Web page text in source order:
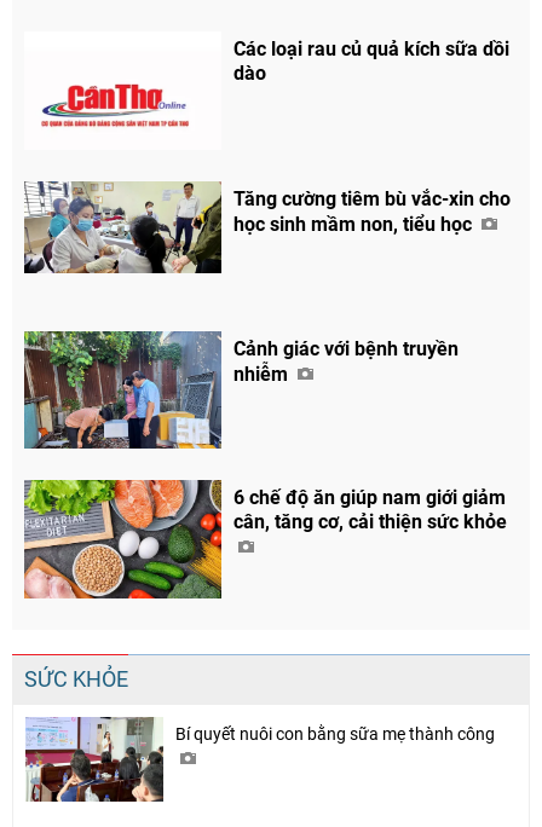
Các loại rau củ quả kích sữa dồi
dào
Tăng cường tiêm bù vắc-xin cho
học sinh mầm non, tiểu học
Cảnh giác với bệnh truyền
nhiễm
6 chế độ ăn giúp nam giới giảm
cân, tăng cơ, cải thiện sức khỏe
SỨC KHỎE
Bí quyết nuôi con bằng sữa mẹ thành công